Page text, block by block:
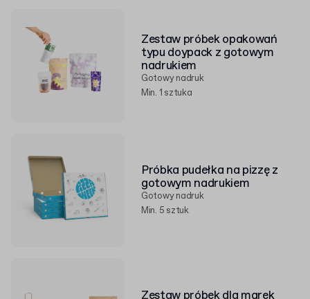
Zestaw próbek opakowań
typu doypack z gotowym
nadrukiem
Gotowy nadruk
Min. 1 sztuka
Próbka pudełka na pizzę z
gotowym nadrukiem
Gotowy nadruk
Min. 5 sztuk